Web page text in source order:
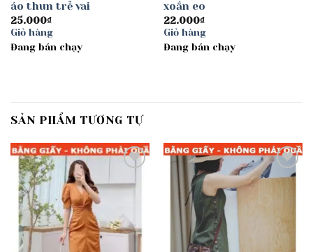
áo thun trễ vai
25.000₫
Giỏ hàng
Đang bán chạy
xoắn eo
22.000₫
Giỏ hàng
Đang bán chạy
SẢN PHẨM TƯƠNG TỰ
wishlist
Add to
wishlist